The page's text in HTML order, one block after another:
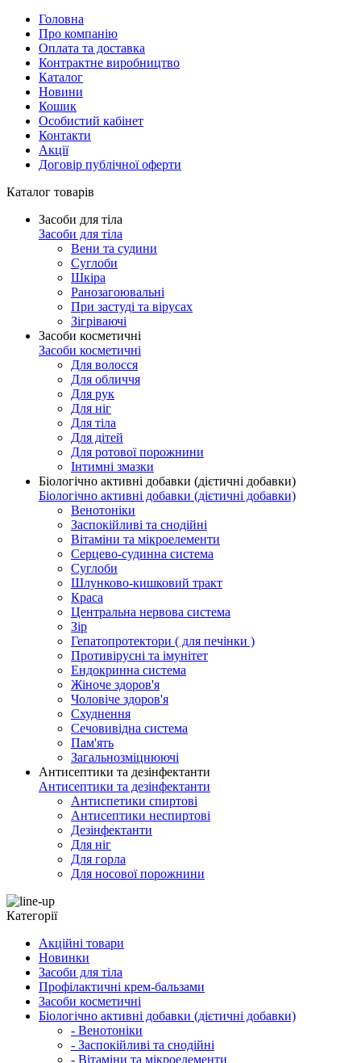
Головна
Про компанію
Оплата та доставка
Контрактне виробництво
Каталог
Новини
Кошик
Особистий кабінет
Контакти
Акції
Договір публічної оферти
Каталог товарів
Засоби для тіла
Засоби для тіла
Вени та судини
Суглоби
Шкіра
Ранозагоювальні
При застуді та вірусах
Зігріваючі
Засоби косметичні
Засоби косметичні
Для волосся
Для обличчя
Для рук
Для ніг
Для тіла
Для дітей
Для ротової порожнини
Інтимні змазки
Біологічно активні добавки (дієтичні добавки)
Біологічно активні добавки (дієтичні добавки)
Венотоніки
Заспокійливі та снодійні
Вітаміни та мікроелементи
Серцево-судинна система
Суглоби
Шлунково-кишковий тракт
Краса
Центральна нервова система
Зір
Гепатопротектори ( для печінки )
Противірусні та імунітет
Ендокринна система
Жіноче здоров'я
Чоловіче здоров'я
Схуднення
Сечовивідна система
Пам'ять
Загальнозміцнюючі
Антисептики та дезінфектанти
Антисептики та дезінфектанти
Антиспетики спиртові
Антисептики неспиртові
Дезінфектанти
Для ніг
Для горла
Для носової порожнини
Категорії
Акційні товари
Новинки
Засоби для тіла
Профілактичні крем-бальзами
Засоби косметичні
Біологічно активні добавки (дієтичні добавки)
- Венотоніки
- Заспокійливі та снодійні
- Вітаміни та мікроелементи